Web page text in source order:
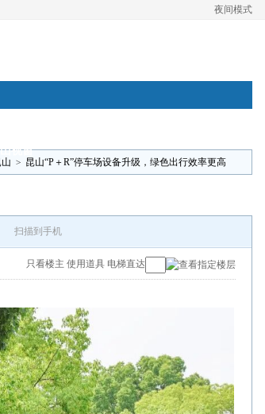
夜间模式
视窗
> 昆山“P＋R”停车场设备升级，绿色出行效率更高
扫描到手机
只看楼主 使用道具 电梯直达